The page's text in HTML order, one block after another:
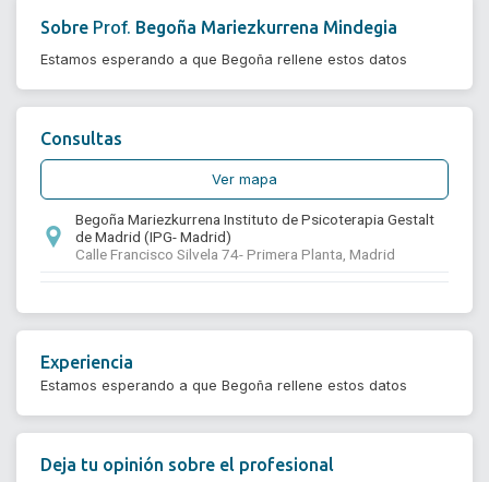
¿Eres un doctor?
Sobre Prof. Begoña Mariezkurrena Mindegia
Estamos esperando a que Begoña rellene estos datos
Consultas
Ver mapa
Begoña Mariezkurrena Instituto de Psicoterapia Gestalt
de Madrid (IPG- Madrid)
Calle Francisco Silvela 74- Primera Planta, Madrid
Experiencia
Estamos esperando a que Begoña rellene estos datos
Deja tu opinión sobre el profesional